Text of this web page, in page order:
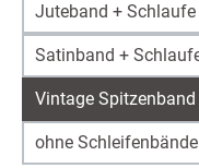
Juteband +
Satinband +
Vintage
ohne